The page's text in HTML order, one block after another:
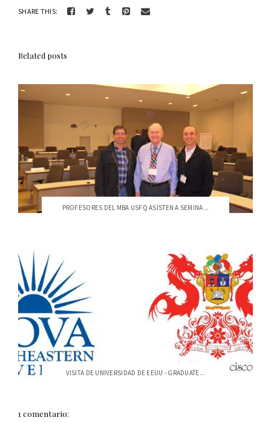
SHARE THIS:
Related posts
PROFESORES DEL MBA USFQ ASISTEN A SEMINA...
VISITA DE UNIVERSIDAD DE EEUU - GRADUATE...
1 comentario: